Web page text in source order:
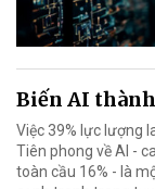
Biến AI
Việc 39% lực lượng
Tiên phong về AI -
toàn cầu 16% - là